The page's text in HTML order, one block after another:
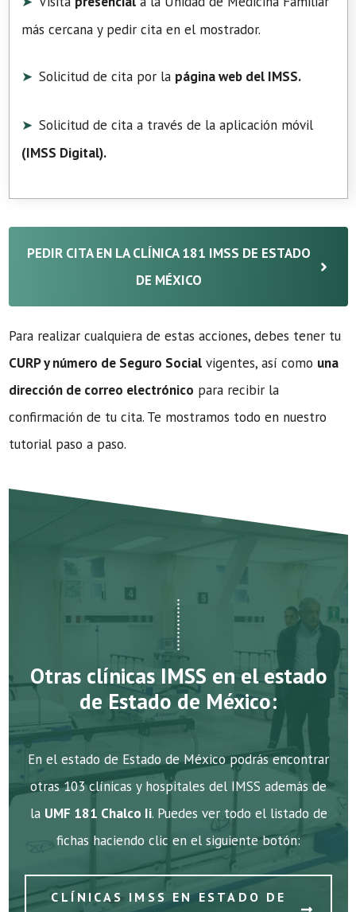
más cercana y pedir cita en el mostrador.
Solicitud de cita por la página web del IMSS.
Solicitud de cita a través de la aplicación móvil
(IMSS Digital).
PEDIR CITA EN LA CLÍNICA 181 IMSS DE ESTADO
DE MÉXICO
Para realizar cualquiera de estas acciones, debes tener tu
CURP y número de Seguro Social vigentes, así como una
dirección de correo electrónico para recibir la
confirmación de tu cita. Te mostramos todo en nuestro
tutorial paso a paso.
Otras clínicas IMSS en el estado
de Estado de México:
En el estado de Estado de México podrás encontrar
otras 103 clínicas y hospitales del IMSS además de
la UMF 181 Chalco Ii. Puedes ver todo el listado de
fichas haciendo clic en el siguiente botón:
CLÍNICAS IMSS EN ESTADO DE